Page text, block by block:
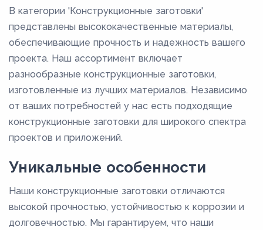
В категории 'Конструкционные заготовки'
представлены высококачественные материалы,
обеспечивающие прочность и надежность вашего
проекта. Наш ассортимент включает
разнообразные конструкционные заготовки,
изготовленные из лучших материалов. Независимо
от ваших потребностей у нас есть подходящие
конструкционные заготовки для широкого спектра
проектов и приложений.
Уникальные особенности
Наши конструкционные заготовки отличаются
высокой прочностью, устойчивостью к коррозии и
долговечностью. Мы гарантируем, что наши